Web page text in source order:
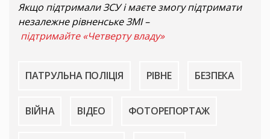
Якщо підтримали ЗСУ і маєте змогу підтримати
незалежне рівненське ЗМІ –
підтримайте «Четверту владу»
ПАТРУЛЬНА ПОЛІЦІЯ РІВНЕ БЕЗПЕКА
ВІЙНА ВІДЕО ФОТОРЕПОРТАЖ